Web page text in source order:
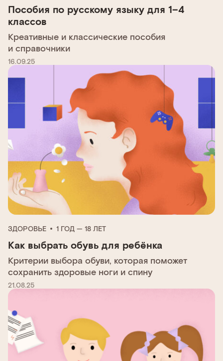
Пособия по русскому языку для 1–4
классов
Креативные и классические пособия
и справочники
16.09.25
ЗДОРОВЬЕ 1 ГОД — 18 ЛЕТ
Как выбрать обувь для ребёнка
Критерии выбора обуви, которая поможет
сохранить здоровые ноги и спину
21.08.25